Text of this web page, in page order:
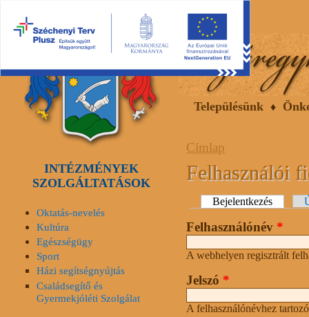
Településünk
Címlap
Felhasználói
Elsődleges fülek
Bejelentkezés (aktív
Felhasználónév *
A webhelyen regisztrált
Jelszó *
A felhasználónévhez
INTÉZMÉNYEK
SZOLGÁLTATÁSOK
Oktatás-nevelés
Kultúra
Egészségügy
Sport
Házi segítségnyújtás
Családsegítő és
Gyermekjóléti Szolgálat